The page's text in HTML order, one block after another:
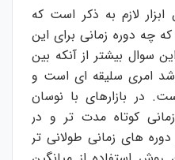
ابزار لازم به ذکر است که
چه دوره زمانی برای این
سوال بیشتر از آنکه بین
امری سلیقه ای است و
در بازارهای با نوسان
کوتاه مدت تر و در
دوره های زمانی طولانی تر